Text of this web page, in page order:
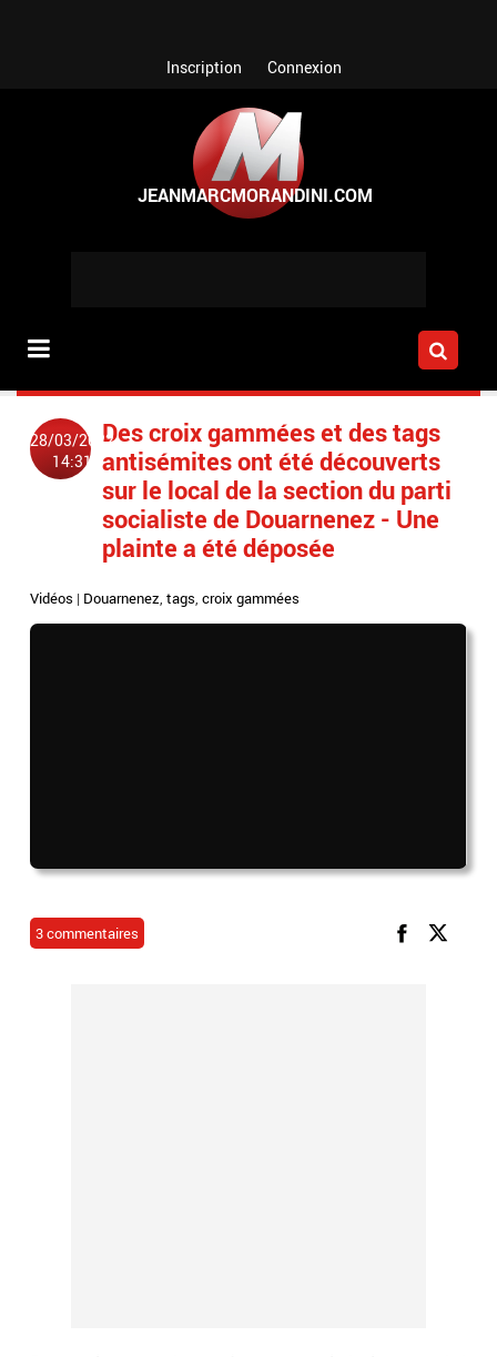
Inscription Connexion
28/03/2022
14:31
Des croix gammées et des tags
antisémites ont été découverts
sur le local de la section du parti
socialiste de Douarnenez - Une
plainte a été déposée
Vidéos | Douarnenez,tags,croix gammées
3 commentaires